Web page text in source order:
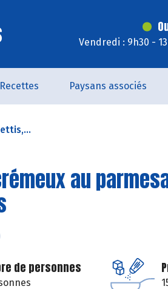
Vendredi : 9h30 -
Recettes Paysans associés
au
de personnes